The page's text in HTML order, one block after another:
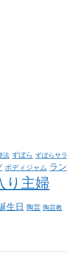
法 ずぼら ずぼらサラ
ボディジャム ラン
り主婦
生日 陶芸 陶芸教